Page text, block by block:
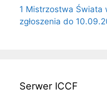
1 Mistrzostwa Świata
zgłoszenia do
Serwer ICCF